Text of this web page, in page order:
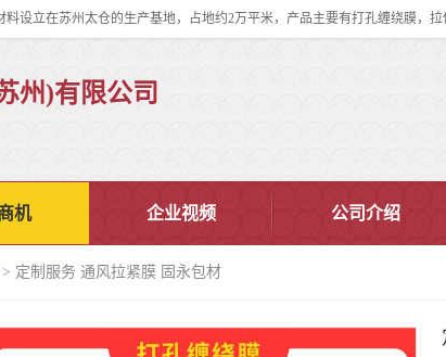
州)有限公司
机 企业视频 公司介绍
> 定制服务 通风拉紧膜 固永包材